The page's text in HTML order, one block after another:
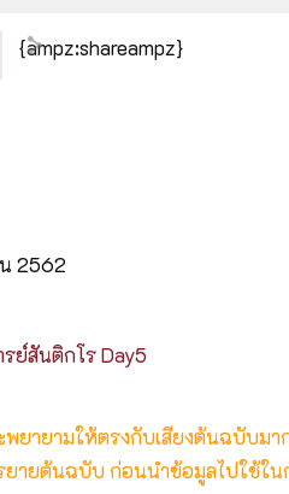
{ampz:shareampz}
2562
ย์สันติกโร Day5
พยายามให้ตรงกับเสียงต้นฉบับม
ยายต้นฉบับ ก่อนนำข้อมูลไปใช้ใน